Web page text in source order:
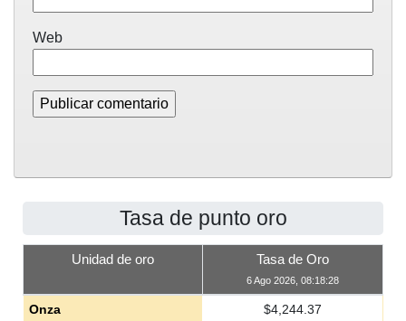
Web
Tasa de punto oro
Unidad de oro Tasa de Oro
6 Ago 2026, 08:18:28
Onza $4,244.37